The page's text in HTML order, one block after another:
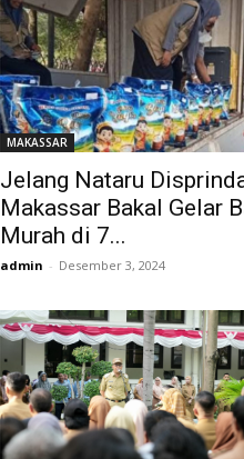
MAKASSAR
Jelang Nataru
Makassar Bakal Gelar
Murah di 7...
admin - Desember 3, 2024